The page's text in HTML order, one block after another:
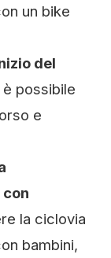
un bike
del
è possibile
e
con
la ciclovia
bambini,